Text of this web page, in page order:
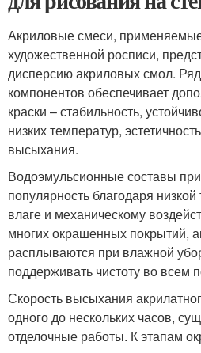
Акриловые смеси,
художественной росписи,
дисперсию акриловых смол.
компонентов обеспечивает
краски – стабильность,
низких температур,
высыхания.
Водоэмульсионные составы
популярность благодаря низкой
влаге и механическому
многих окрашенных покрытий,
расплываются при влажной
поддерживать чистоту во всем
Скорость высыхания
одного до нескольких часов,
отделочные работы. К этапам